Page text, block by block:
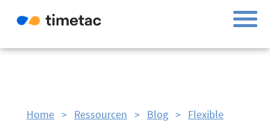
Home > Ressourcen > Blog > Flexible